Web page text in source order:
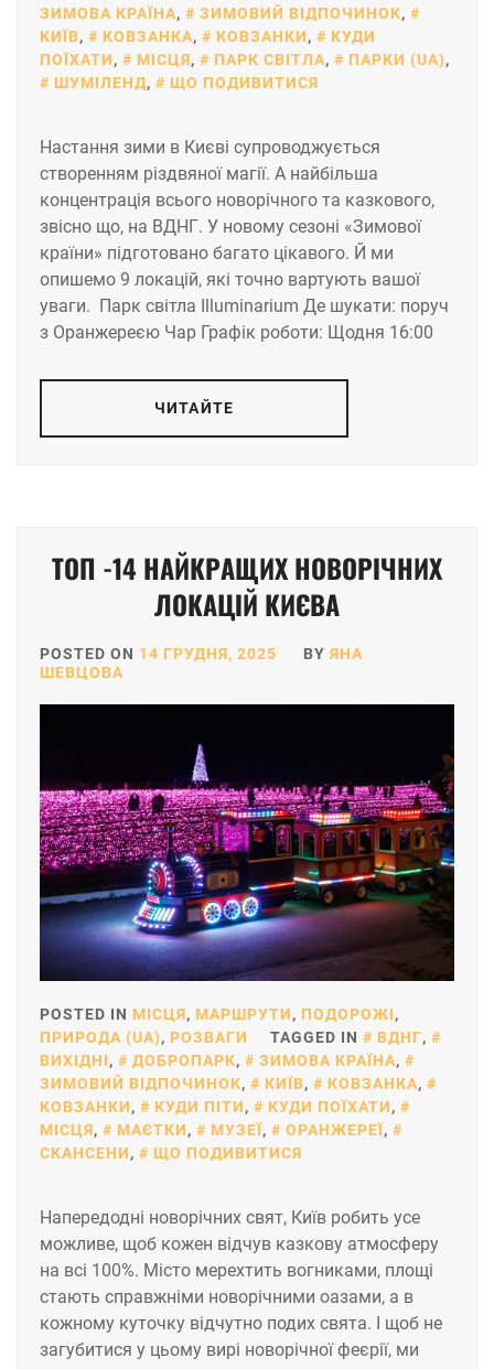
ЗИМОВА КРАЇНА, ЗИМОВИЙ ВІДПОЧИНОК,
КИЇВ, КОВЗАНКА, КОВЗАНКИ,
КУДИ
ПОЇХАТИ, МІСЦЯ, ПАРК СВІТЛА, ПАРКИ (UA),
ШУМІЛЕНД, ЩО ПОДИВИТИСЯ
Настання зими в Києві супроводжується
створенням різдвяної магії. А найбільша
концентрація всього новорічного та казкового,
звісно що, на ВДНГ. У новому сезоні «Зимової
країни» підготовано багато цікавого. Й ми
опишемо 9 локацій, які точно вартують вашої
уваги. Парк світла Illuminarium Де шукати: поруч
з Оранжереєю Чар Графік роботи: Щодня 16:00
ЧИТАЙТЕ
ТОП -14 НАЙКРАЩИХ НОВОРІЧНИХ
ЛОКАЦІЙ КИЄВА
POSTED ON 14 ГРУДНЯ, 2025 BY ЯНА
ШЕВЦОВА
POSTED IN МІСЦЯ, МАРШРУТИ, ПОДОРОЖІ,
ПРИРОДА (UA), РОЗВАГИ TAGGED IN ВДНГ,
ВИХІДНІ, ДОБРОПАРК, ЗИМОВА КРАЇНА,
ЗИМОВИЙ ВІДПОЧИНОК, КИЇВ, КОВЗАНКА,
КОВЗАНКИ, КУДИ ПІТИ, КУДИ ПОЇХАТИ,
МІСЦЯ, МАЄТКИ, МУЗЕЇ, ОРАНЖЕРЕЇ,
СКАНСЕНИ, ЩО ПОДИВИТИСЯ
Напередодні новорічних свят, Київ робить усе
можливе, щоб кожен відчув казкову атмосферу
на всі 100%. Місто мерехтить вогниками, площі
стають справжніми новорічними оазами, а в
кожному куточку відчутно подих свята. І щоб не
загубитися у цьому вирі новорічної феєрії, ми